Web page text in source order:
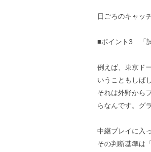
日ごろのキャッ
■ポイント3 「試
例えば、東京ド
いうこともしばし
それは外野から
らなんです。グ
中継プレイに入
その判断基準は